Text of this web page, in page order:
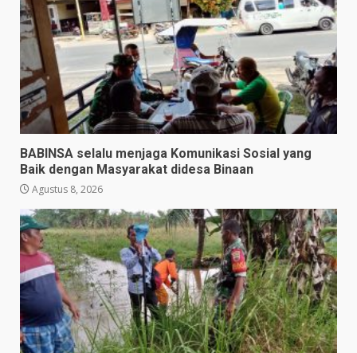
BABINSA selalu menjaga Komunikasi Sosial yang
Baik dengan Masyarakat didesa Binaan
Agustus 8, 2026